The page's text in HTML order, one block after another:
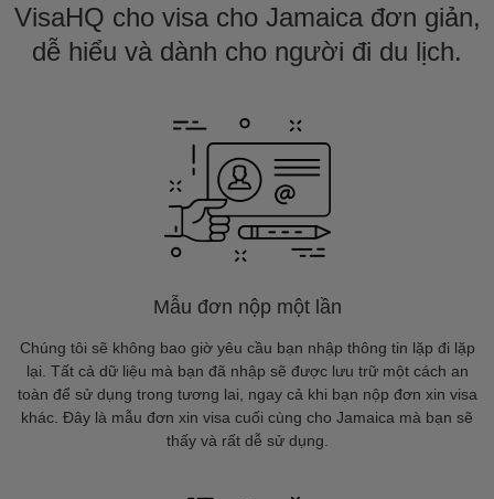
VisaHQ cho visa cho Jamaica đơn giản,
dễ hiểu và dành cho người đi du lịch.
Mẫu đơn nộp một lần
Chúng tôi sẽ không bao giờ yêu cầu bạn nhập thông tin lặp đi lặp
lại. Tất cả dữ liệu mà bạn đã nhập sẽ được lưu trữ một cách an
toàn để sử dụng trong tương lai, ngay cả khi bạn nộp đơn xin visa
khác. Đây là mẫu đơn xin visa cuối cùng cho Jamaica mà bạn sẽ
thấy và rất dễ sử dụng.